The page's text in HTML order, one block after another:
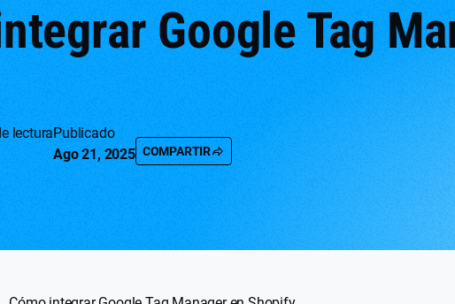
Google Tag
lecturaPublicado
Ago 21, 2025 COMPARTIR